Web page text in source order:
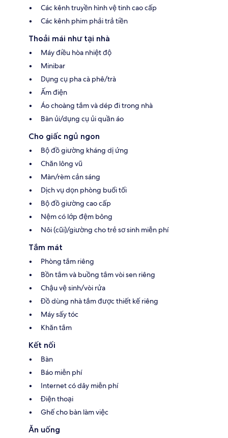
Các kênh truyền hình vệ tinh cao cấp
Các kênh phim phải trả tiền
Thoải mái như tại nhà
Máy điều hòa nhiệt độ
Minibar
Dụng cụ pha cà phê/trà
Ấm điện
Áo choàng tắm và dép đi trong nhà
Bàn ủi/dụng cụ ủi quần áo
Cho giấc ngủ ngon
Bộ đồ giường kháng dị ứng
Chăn lông vũ
Màn/rèm cản sáng
Dịch vụ dọn phòng buổi tối
Bộ đồ giường cao cấp
Nệm có lớp đệm bông
Nôi (cũi)/giường cho trẻ sơ sinh miễn phí
Tắm mát
Phòng tắm riêng
Bồn tắm và buồng tắm vòi sen riêng
Chậu vệ sinh/vòi rửa
Đồ dùng nhà tắm được thiết kế riêng
Máy sấy tóc
Khăn tắm
Kết nối
Bàn
Báo miễn phí
Internet có dây miễn phí
Điện thoại
Ghế cho bàn làm việc
Ăn uống